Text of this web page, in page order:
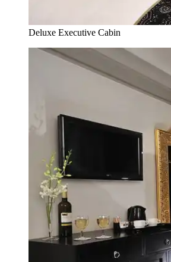
Deluxe Executive Cabin